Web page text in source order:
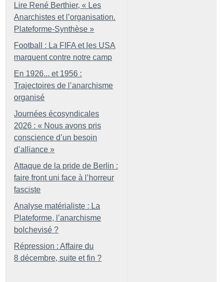
Lire René Berthier, « Les
Anarchistes et l’organisation.
Plateforme-Synthèse »
Football : La FIFA et les USA
marquent contre notre camp
En 1926... et 1956 :
Trajectoires de l’anarchisme
organisé
Journées écosyndicales
2026 : « Nous avons pris
conscience d’un besoin
d’alliance »
Attaque de la pride de Berlin :
faire front uni face à l’horreur
fasciste
Analyse matérialiste : La
Plateforme, l’anarchisme
bolchevisé ?
Répression : Affaire du
8 décembre, suite et fin ?